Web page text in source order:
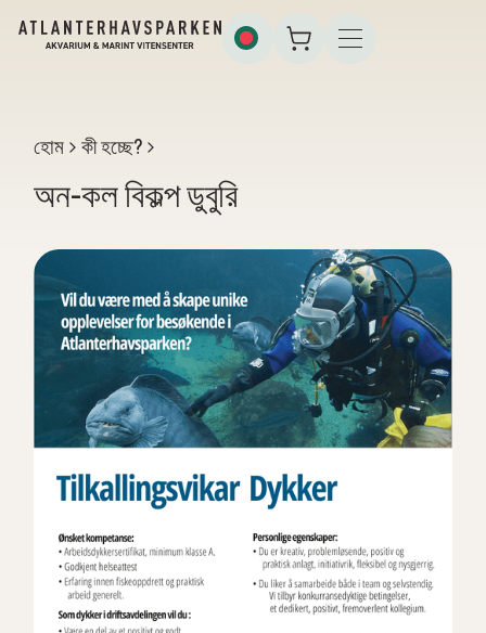
হোম কী হচ্ছে?
অন-কল বিকল্প ডুবুরি